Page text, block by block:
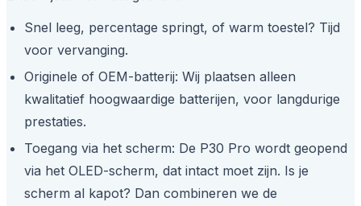
Snel leeg, percentage springt, of warm toestel? Tijd
voor vervanging.
Originele of OEM-batterij: Wij plaatsen alleen
kwalitatief hoogwaardige batterijen, voor langdurige
prestaties.
Toegang via het scherm: De P30 Pro wordt geopend
via het OLED-scherm, dat intact moet zijn. Is je
scherm al kapot? Dan combineren we de